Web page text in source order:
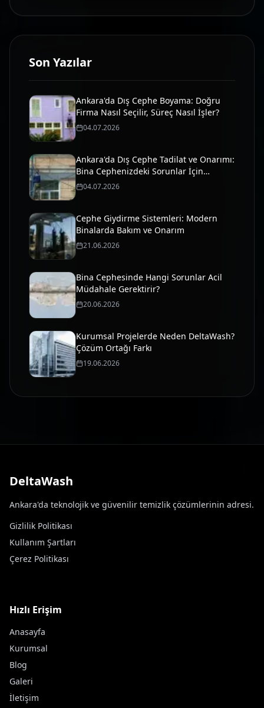
Son Yazılar
Ankara'da Dış Cephe Boyama: Doğru
Firma Nasıl Seçilir, Süreç Nasıl İşler?
04.07.2026
Ankara'da Dış Cephe Tadilat ve Onarımı:
Bina Cephenizdeki Sorunlar İçin
Profesyonel Çözümler
04.07.2026
Cephe Giydirme Sistemleri: Modern
Binalarda Bakım ve Onarım
21.06.2026
Bina Cephesinde Hangi Sorunlar Acil
Müdahale Gerektirir?
20.06.2026
Kurumsal Projelerde Neden DeltaWash?
Çözüm Ortağı Farkı
19.06.2026
DeltaWash
Ankara'da teknolojik ve güvenilir temizlik çözümlerinin adresi.
Gizlilik Politikası
Kullanım Şartları
Çerez Politikası
Hızlı Erişim
Anasayfa
Kurumsal
Blog
Galeri
İletişim